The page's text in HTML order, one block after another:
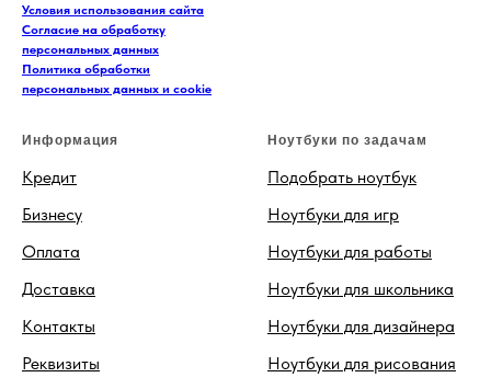
Условия использования сайта
Согласие на обработку
персональных данных
Политика обработки
персональных данных и cookie
Информация
Кредит
Бизнесу
Оплата
Доставка
Контакты
Реквизиты
Ноутбуки по задачам
Подобрать ноутбук
Ноутбуки для игр
Ноутбуки для работы
Ноутбуки для школьника
Ноутбуки для дизайнера
Ноутбуки для рисования